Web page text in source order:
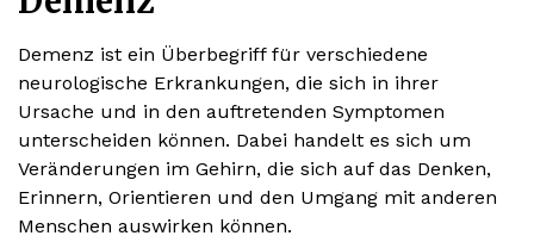
Demenz ist ein Überbegriff für verschiedene
neurologische Erkrankungen, die sich in ihrer
Ursache und in den auftretenden Symptomen
unterscheiden können. Dabei handelt es sich um
Veränderungen im Gehirn, die sich auf das Denken,
Erinnern, Orientieren und den Umgang mit anderen
Menschen auswirken können.